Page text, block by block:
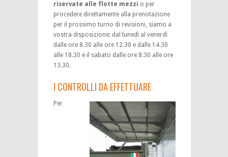
riservate alle flotte mezzi o per
procedere direttamente alla prenotazione
per il prossimo turno di revisioni, siamo a
vostra disposizione: dal lunedì al venerdì
dalle ore 8.30 alle ore 12.30 e dalle 14.30
alle 18.30 e il sabato dalle ore 8.30 alle ore
13.30.
I CONTROLLI DA EFFETTUARE
Per